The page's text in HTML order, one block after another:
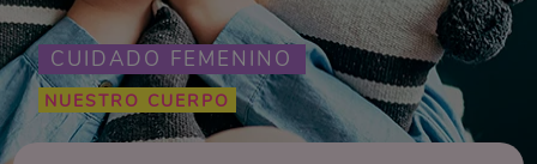
CUIDADO FEMENINO
NUESTRO CUERPO